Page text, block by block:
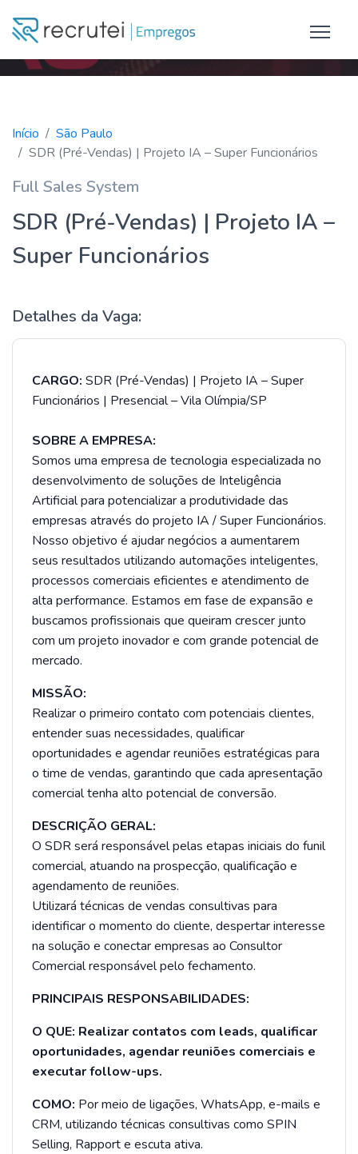
Início
São Paulo
SDR (Pré-Vendas) | Projeto IA – Super Funcionários
Full Sales System
SDR (Pré-Vendas) | Projeto IA –
Super Funcionários
Detalhes da Vaga:
CARGO: SDR (Pré-Vendas) | Projeto IA – Super
Funcionários | Presencial – Vila Olímpia/SP
SOBRE A EMPRESA:
Somos uma empresa de tecnologia especializada no
desenvolvimento de soluções de Inteligência
Artificial para potencializar a produtividade das
empresas através do projeto IA / Super Funcionários.
Nosso objetivo é ajudar negócios a aumentarem
seus resultados utilizando automações inteligentes,
processos comerciais eficientes e atendimento de
alta performance. Estamos em fase de expansão e
buscamos profissionais que queiram crescer junto
com um projeto inovador e com grande potencial de
mercado.
MISSÃO:
Realizar o primeiro contato com potenciais clientes,
entender suas necessidades, qualificar
oportunidades e agendar reuniões estratégicas para
o time de vendas, garantindo que cada apresentação
comercial tenha alto potencial de conversão.
DESCRIÇÃO GERAL:
O SDR será responsável pelas etapas iniciais do funil
comercial, atuando na prospecção, qualificação e
agendamento de reuniões.
Utilizará técnicas de vendas consultivas para
identificar o momento do cliente, despertar interesse
na solução e conectar empresas ao Consultor
Comercial responsável pelo fechamento.
PRINCIPAIS RESPONSABILIDADES:
O QUE: Realizar contatos com leads, qualificar
oportunidades, agendar reuniões comerciais e
executar follow-ups.
COMO: Por meio de ligações, WhatsApp, e-mails e
CRM, utilizando técnicas consultivas como SPIN
Selling, Rapport e escuta ativa.